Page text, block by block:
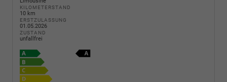
KILOMETERSTAND
10 km
ERSTZULASSUNG
01.05.2026
ZUSTAND
unfallfrei